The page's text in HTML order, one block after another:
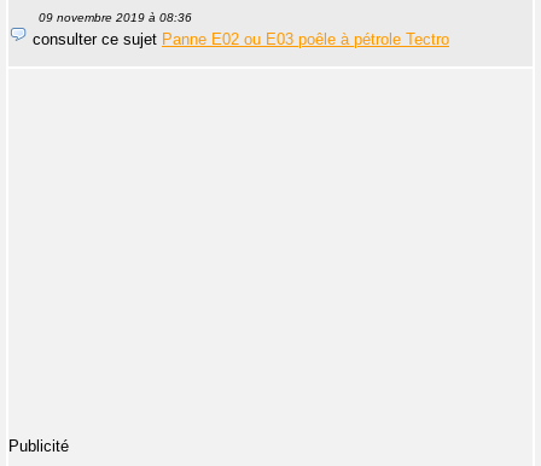
09 novembre 2019 à 08:36
consulter ce sujet Panne E02 ou E03 poêle à pétrole Tectro
Publicité